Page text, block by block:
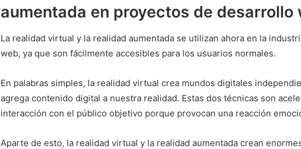
aumentada en proyectos de desarrollo
La realidad virtual y la realidad aumentada se utilizan ahora en la
web, ya que son fácilmente accesibles para los usuarios normales.
En palabras simples, la realidad virtual crea mundos digitales
agrega contenido digital a nuestra realidad. Estas dos técnicas son
interacción con el público objetivo porque provocan una reacción
Aparte de esto, la realidad virtual y la realidad aumentada crean